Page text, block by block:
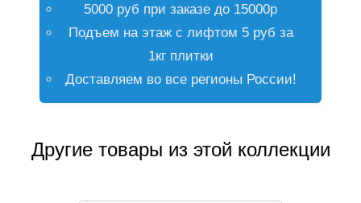
5000 руб при заказе до 15000р
Подъем на этаж с лифтом 5 руб за
1кг плитки
Доставляем во все регионы России!
Другие товары из этой коллекции